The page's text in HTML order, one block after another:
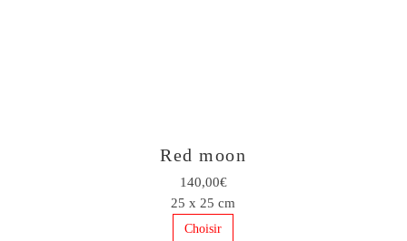
Red moon
140,00€
25 x 25 cm
Choisir